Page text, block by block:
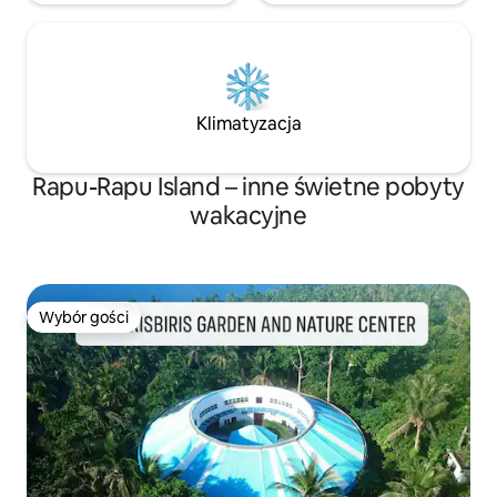
Klimatyzacja
Rapu-Rapu Island – inne świetne pobyty
wakacyjne
Wybór gości
Wybór gości